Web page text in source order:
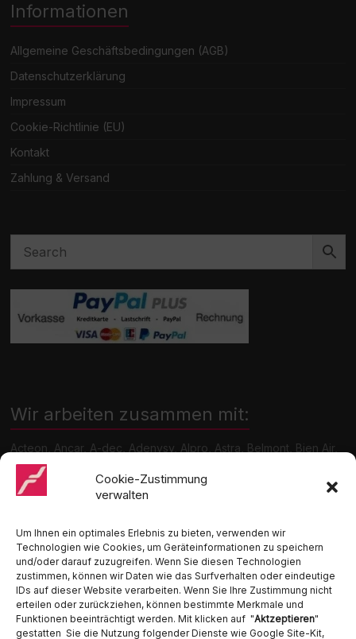
Cookie-Zustimmung
verwalten
Um Ihnen ein optimales Erlebnis zu bieten, verwenden wir
Technologien wie Cookies, um Geräteinformationen zu speichern
und/oder darauf zuzugreifen. Wenn Sie diesen Technologien
zustimmen, können wir Daten wie das Surfverhalten oder eindeutige
IDs auf dieser Website verarbeiten. Wenn Sie Ihre Zustimmung nicht
erteilen oder zurückziehen, können bestimmte Merkmale und
Funktionen beeinträchtigt werden. Mit klicken auf "Aktzeptieren"
gestatten Sie die Nutzung folgender Dienste wie Google Site-Kit,
Informationen
Allgemeine Geschäftsbedingungen (AGB)
Datenschutzerklärung
Impressum
Cookie-Richtlinie (EU)
Kontakt
Zahlung & Versand
Wir arbeiten zusammen mit:
Acteon, Ancar, A-dec, Adenysy, Alpro, Astra, Belmont, Bien Air,
Cattani, Chirana, DCI, Dürr, ETI, Euronda, Faro, Gcomm, KaVo,
Medentex, Melag, Midmark, Metasys, MK-Dent, NSK, Ophardt
Hygiene, Ritter, Satelec, Scican, TKD, Velopex, u.v.m
Ambident GmbH